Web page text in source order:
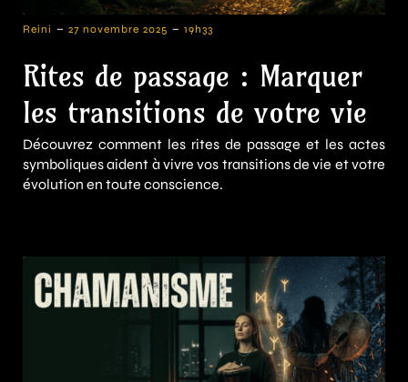
Reini - 27 novembre 2025 - 19h33
Rites de passage : Marquer
les transitions de votre vie
Découvrez comment les rites de passage et les actes
symboliques aident à vivre vos transitions de vie et votre
évolution en toute conscience.